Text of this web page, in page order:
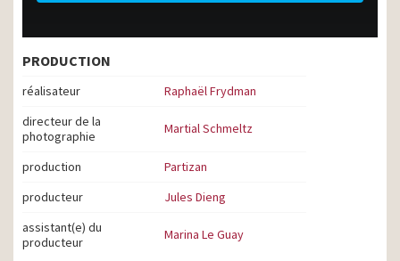
PRODUCTION
réalisateur
Raphaël Frydman
directeur de la
photographie
Martial Schmeltz
production
Partizan
producteur
Jules Dieng
assistant(e) du
producteur
Marina Le Guay